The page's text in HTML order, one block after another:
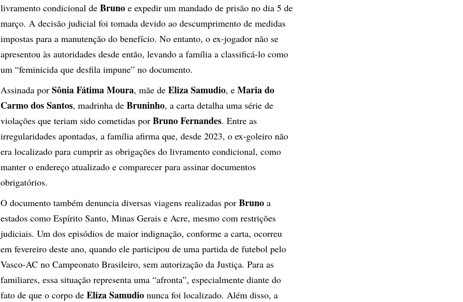
livramento condicional de Bruno e expedir um mandado de prisão no dia 5 de
março. A decisão judicial foi tomada devido ao descumprimento de medidas
impostas para a manutenção do benefício. No entanto, o ex-jogador não se
apresentou às autoridades desde então, levando a família a classificá-lo como
um “feminicida que desfila impune” no documento.
Assinada por Sônia Fátima Moura, mãe de Eliza Samudio, e Maria do
Carmo dos Santos, madrinha de Bruninho, a carta detalha uma série de
violações que teriam sido cometidas por Bruno Fernandes. Entre as
irregularidades apontadas, a família afirma que, desde 2023, o ex-goleiro não
era localizado para cumprir as obrigações do livramento condicional, como
manter o endereço atualizado e comparecer para assinar documentos
obrigatórios.
O documento também denuncia diversas viagens realizadas por Bruno a
estados como Espírito Santo, Minas Gerais e Acre, mesmo com restrições
judiciais. Um dos episódios de maior indignação, conforme a carta, ocorreu
em fevereiro deste ano, quando ele participou de uma partida de futebol pelo
Vasco-AC no Campeonato Brasileiro, sem autorização da Justiça. Para as
familiares, essa situação representa uma “afronta”, especialmente diante do
fato de que o corpo de Eliza Samudio nunca foi localizado. Além disso, a